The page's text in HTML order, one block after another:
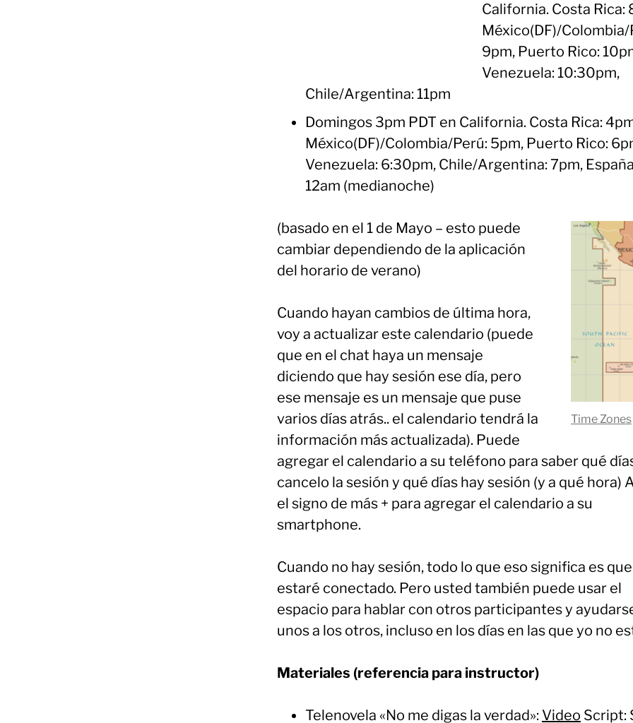
California. Costa Rica:
México(DF)/Colombia/
9pm, Puerto Rico:
Venezuela: 10:30pm,
Chile/Argentina: 11pm
Domingos 3pm PDT en California. Costa Rica:
México(DF)/Colombia/Perú: 5pm, Puerto Rico:
Venezuela: 6:30pm, Chile/Argentina: 7pm,
12am (medianoche)
Time Zones
(basado en el 1 de Mayo – esto puede
cambiar dependiendo de la aplicación
del horario de verano)
Cuando hayan cambios de última hora,
voy a actualizar este calendario (puede
que en el chat haya un mensaje
diciendo que hay sesión ese día, pero
ese mensaje es un mensaje que puse
varios días atrás.. el calendario tendrá la
información más actualizada). Puede
agregar el calendario a su teléfono para saber qué
cancelo la sesión y qué días hay sesión (y a qué hora)
el signo de más + para agregar el calendario a su
smartphone.
Cuando no hay sesión, todo lo que eso significa es
estaré conectado. Pero usted también puede usar el
espacio para hablar con otros participantes y
unos a los otros, incluso en los días en las que yo no
Materiales (referencia para instructor)
Telenovela «No me digas la verdad»: Video Script: